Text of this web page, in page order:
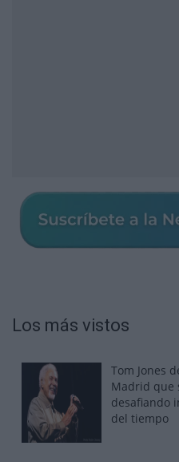
Los más vistos
Tom Jones
Madrid que
desafiando
del tiempo